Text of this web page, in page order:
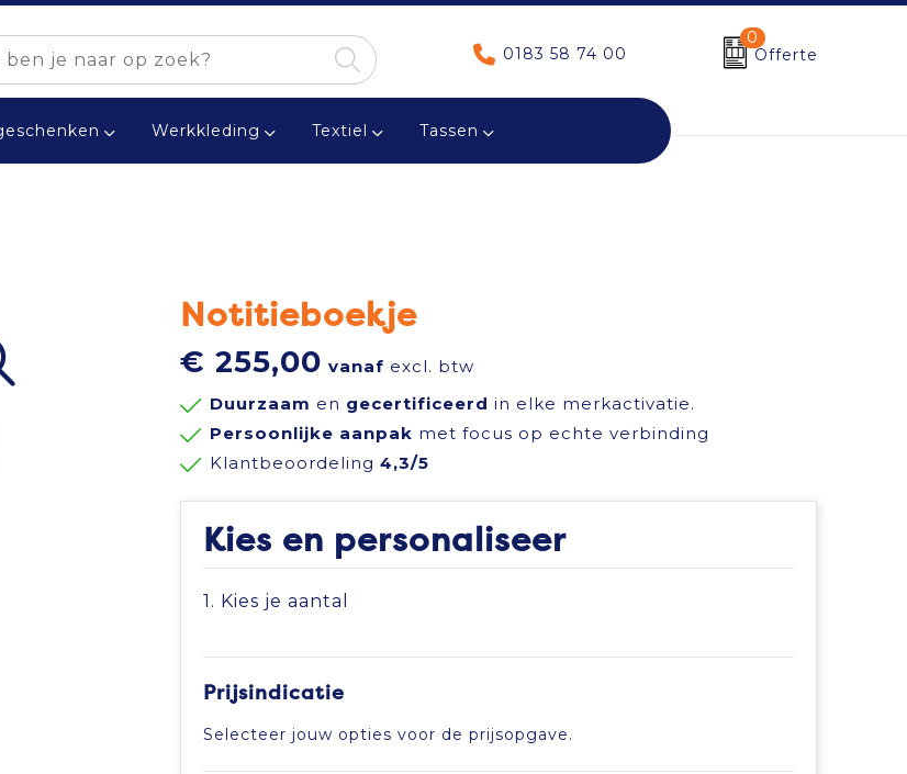
0183 58 74 00
0
Offerte
Werkkleding Textiel Tassen
Notitieboekje
€ 255,00 vanaf excl. btw
Duurzaam en gecertificeerd in elke merkactivatie.
Persoonlijke aanpak met focus op echte verbinding
Klantbeoordeling 4,3/5
Kies en personaliseer
1. Kies je aantal
Prijsindicatie
Selecteer jouw opties voor de prijsopgave.